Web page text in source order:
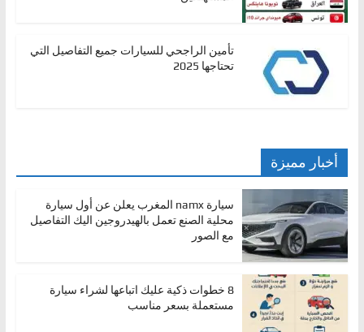
تأمين الراجحي للسيارات جميع التفاصيل التي
تحتاجها 2025
أخبار مميزة
سيارة namx المغرب يعلن عن أول سيارة
محلية الصنع تعمل بالهيدروجين اليك التفاصيل
مع الصور
8 خطوات ذكية عليك اتباعها لشراء سيارة
مستعملة بسعر مناسب